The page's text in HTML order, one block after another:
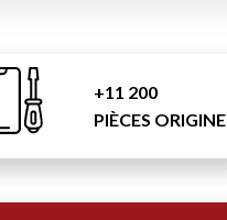
+11 200
PIÈCES ORIGINE